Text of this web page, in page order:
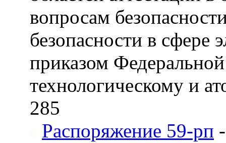
вопросам
безопасности в сфере
приказом
технологическому и
285
Распоряжение 59-рп